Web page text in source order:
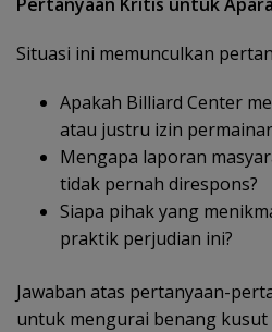
Situasi ini memunculkan
Apakah Billiard Center
atau justru izin
Mengapa laporan
tidak pernah direspons?
Siapa pihak yang
praktik perjudian ini?
Jawaban atas pertanyaan-
untuk mengurai benang kusut